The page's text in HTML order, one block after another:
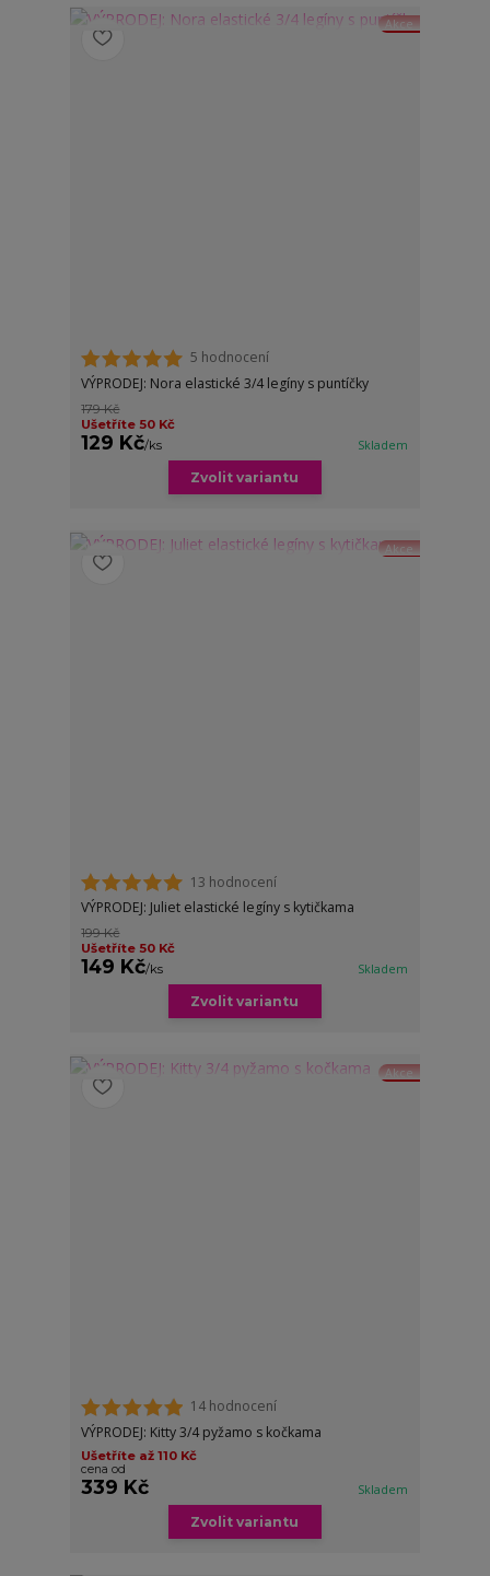
Akce
5 hodnocení
VÝPRODEJ: Nora elastické 3/4 legíny s puntíčky
179 Kč
Ušetříte 50 Kč
129 Kč/ks Skladem
Zvolit variantu
Akce
13 hodnocení
VÝPRODEJ: Juliet elastické legíny s kytičkama
199 Kč
Ušetříte 50 Kč
149 Kč/ks Skladem
Zvolit variantu
Akce
14 hodnocení
VÝPRODEJ: Kitty 3/4 pyžamo s kočkama
Ušetříte až 110 Kč
cena od
339 Kč Skladem
Zvolit variantu